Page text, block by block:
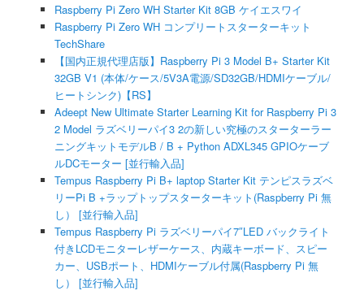
Raspberry Pi Zero WH Starter Kit 8GB ケイエスワイ
Raspberry Pi Zero WH コンプリートスターターキット
TechShare
【国内正規代理店版】Raspberry Pi 3 Model B+ Starter Kit
32GB V1 (本体/ケース/5V3A電源/SD32GB/HDMIケーブル/
ヒートシンク)【RS】
Adeept New Ultimate Starter Learning Kit for Raspberry Pi 3
2 Model ラズベリーパイ3 2の新しい究極のスターターラー
ニングキットモデルB / B + Python ADXL345 GPIOケーブ
ルDCモーター [並行輸入品]
Tempus Raspberry Pi B+ laptop Starter Kit テンピスラズベ
リーPi B +ラップトップスターターキット(Raspberry Pi 無
し） [並行輸入品]
Tempus Raspberry Pi ラズベリーパイ7″LED バックライト
付きLCDモニターレザーケース、内蔵キーボード、スピー
カー、USBポート、HDMIケーブル付属(Raspberry Pi 無
し） [並行輸入品]